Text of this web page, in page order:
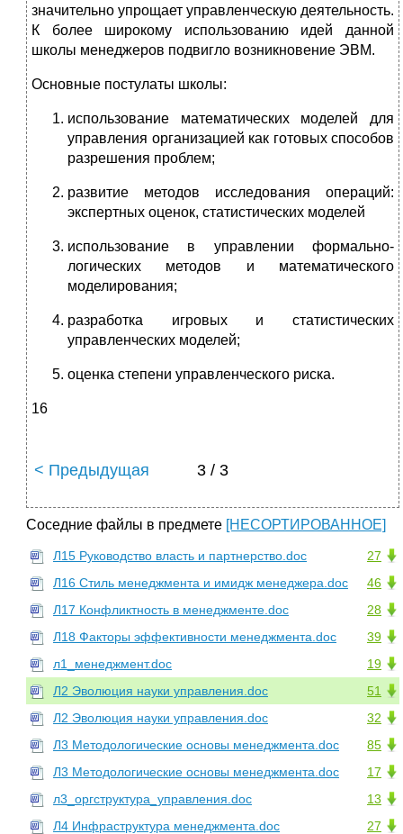
значительно упрощает управленческую деятельность.
К более широкому использованию идей данной
школы менеджеров подвигло возникновение ЭВМ.
Основные постулаты школы:
использование математических моделей для
управления организацией как готовых способов
разрешения проблем;
развитие методов исследования операций:
экспертных оценок, статистических моделей
использование в управлении формально-
логических методов и математического
моделирования;
разработка игровых и статистических
управленческих моделей;
оценка степени управленческого риска.
16
< Предыдущая 3 / 3
Соседние файлы в предмете [НЕСОРТИРОВАННОЕ]
27
Л15 Руководство власть и партнерство.doc
46
Л16 Стиль менеджмента и имидж менеджера.doc
28
Л17 Конфликтность в менеджменте.doc
39
Л18 Факторы эффективности менеджмента.doc
19
л1_менеджмент.doc
51
Л2 Эволюция науки управления.doc
32
Л2 Эволюция науки управления.doc
85
Л3 Методологические основы менеджмента.doc
17
Л3 Методологические основы менеджмента.doc
13
л3_оргструктура_управления.doc
27
Л4 Инфраструктура менеджмента.doc